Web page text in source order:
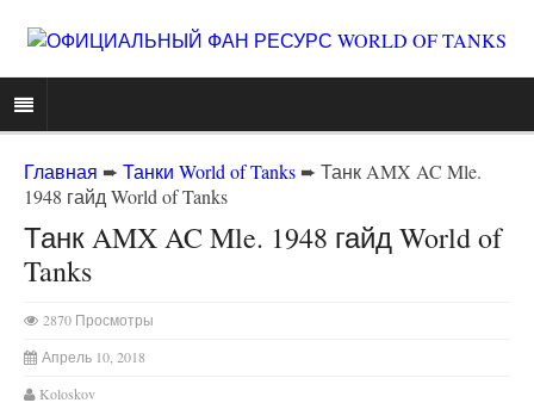
Главная ➨ Танки World of Tanks ➨ Танк AMX AC Mle.
1948 гайд World of Tanks
Танк AMX AC Mle. 1948 гайд World of
Tanks
2870 Просмотры
Апрель 10, 2018
Koloskov